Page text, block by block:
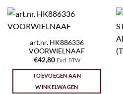
art.nr. HK886336
VOORWIELNAAF
€42,80 Excl. BTW
TOEVOEGEN AAN
WINKELWAGEN